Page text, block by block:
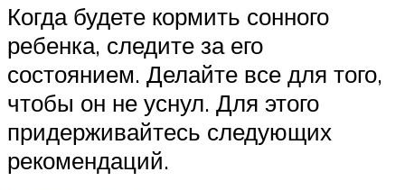
Когда будете кормить сонного
ребенка, следите за его
состоянием. Делайте все для того,
чтобы он не уснул. Для этого
придерживайтесь следующих
рекомендаций.